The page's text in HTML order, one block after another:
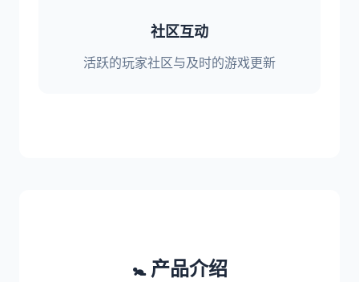
社区互动
活跃的玩家社区与及时的游戏更新
🚼 产品介绍